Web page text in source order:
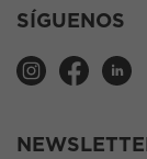
SÍGUENOS